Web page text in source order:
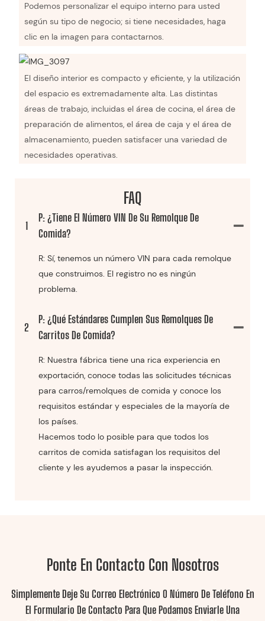
Podemos personalizar el equipo interno para usted
según su tipo de negocio; si tiene necesidades, haga
clic en la imagen para contactarnos.
El diseño interior es compacto y eficiente, y la utilización
del espacio es extremadamente alta. Las distintas
áreas de trabajo, incluidas el área de cocina, el área de
preparación de alimentos, el área de caja y el área de
almacenamiento, pueden satisfacer una variedad de
necesidades operativas.
FAQ
1
P: ¿Tiene El Número VIN De Su Remolque De
Comida?
R: Sí, tenemos un número VIN para cada remolque
que construimos. El registro no es ningún
problema.
2
P: ¿Qué Estándares Cumplen Sus Remolques De
Carritos De Comida?
R: Nuestra fábrica tiene una rica experiencia en
exportación, conoce todas las solicitudes técnicas
para carros/remolques de comida y conoce los
requisitos estándar y especiales de la mayoría de
los países.
Hacemos todo lo posible para que todos los
carritos de comida satisfagan los requisitos del
cliente y les ayudemos a pasar la inspección.
Ponte En Contacto Con Nosotros
Simplemente Deje Su Correo Electrónico O Número De Teléfono En
El Formulario De Contacto Para Que Podamos Enviarle Una